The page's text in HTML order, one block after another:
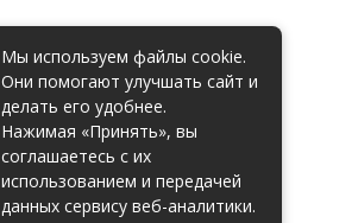
Мы используем файлы cookie.
Они помогают улучшать сайт и
делать его удобнее.
Нажимая «Принять», вы
соглашаетесь с их
использованием и передачей
данных сервису веб-аналитики.